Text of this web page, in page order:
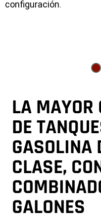
configuración.
LA MAYOR
DE
GASOLINA
CLASE,
GALONES